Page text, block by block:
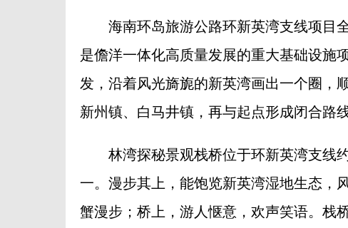
海南环岛旅游公路环新英湾支线项目全
是儋洋一体化高质量发展的重大基础设施
发，沿着风光旖旎的新英湾画出一个圈，
新州镇、白马井镇，再与起点形成闭合路线
林湾探秘景观栈桥位于环新英湾支线约
一‌。漫步其上，能饱览新英湾湿地生态，
蟹漫步；桥上，游人惬意，欢声笑语。栈